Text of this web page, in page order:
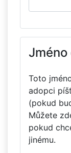
Toto
adopci
(pokud
Můžete
pokud
jinému.